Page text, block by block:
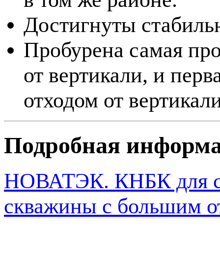
Достигнуты
Пробурена самая
от вертикали, и
отходом от
Подробная
НОВАТЭК. КНБК для
скважины с большим